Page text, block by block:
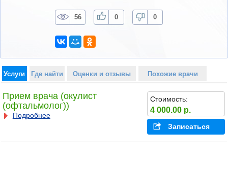
56 0 0
Услуги Где найти Оценки и отзывы Похожие врачи
Прием врача (окулист
(офтальмолог))
Подробнее
Стоимость:
4 000.00 р.
Записаться